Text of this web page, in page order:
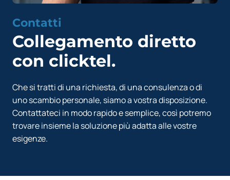
Contatti
Collegamento diretto
con clicktel.
Che si tratti di una richiesta, di una consulenza o di
uno scambio personale, siamo a vostra disposizione.
Contattateci in modo rapido e semplice, così potremo
trovare insieme la soluzione più adatta alle vostre
esigenze.